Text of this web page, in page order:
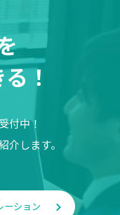
！
付中！
介します。
ーション